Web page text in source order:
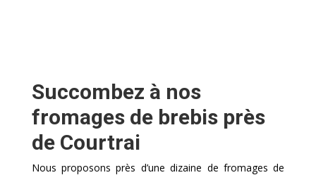
Succombez à nos
fromages de brebis près
de Courtrai
Nous proposons près d’une dizaine de fromages de